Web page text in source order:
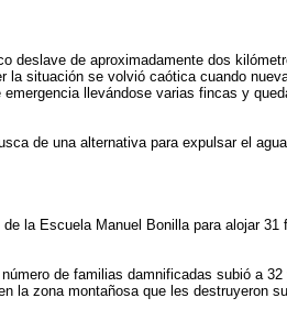
deslave de aproximadamente dos
situación se volvió caótica cuando
llevándose varias fincas y
de una alternativa para expulsar el
la Escuela Manuel Bonilla para alojar 31
de familias damnificadas subió a
la zona montañosa que les destruyeron